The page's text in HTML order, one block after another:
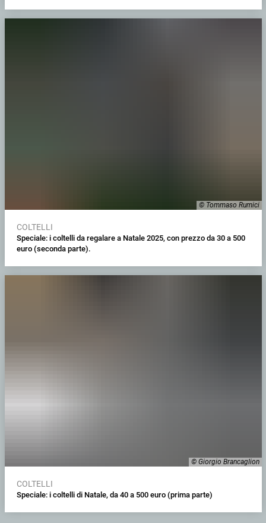
© Tommaso Rumici
COLTELLI
Speciale: i coltelli da regalare a Natale 2025, con prezzo da 30 a 500
euro (seconda parte).
© Giorgio Brancaglion
COLTELLI
Speciale: i coltelli di Natale, da 40 a 500 euro (prima parte)